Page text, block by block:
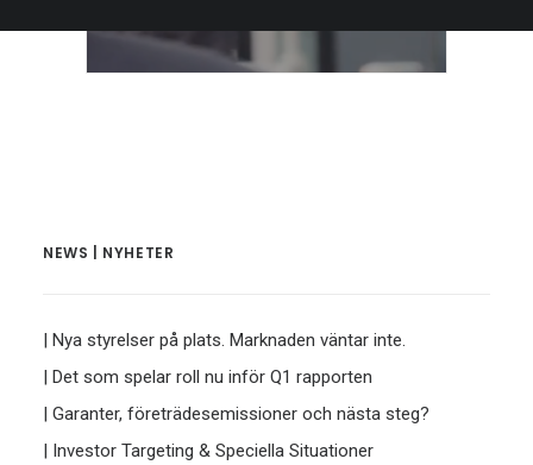
NEWS | NYHETER
| Nya styrelser på plats. Marknaden väntar inte.
| Det som spelar roll nu inför Q1 rapporten
| Garanter, företrädesemissioner och nästa steg?
| Investor Targeting & Speciella Situationer